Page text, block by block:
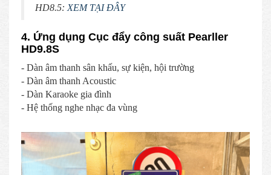
HD8.5: XEM TẠI ĐÂY
4. Ứng dụng Cục đẩy công suất Pearller
HD9.8S
- Dàn âm thanh sân khấu, sự kiện, hội trường
- Dàn âm thanh Acoustic
- Dàn Karaoke gia đình
- Hệ thống nghe nhạc đa vùng